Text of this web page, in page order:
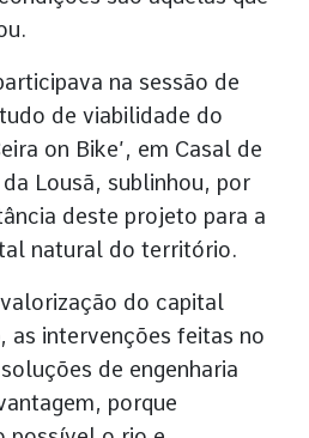
na sessão de
de viabilidade do
on Bike’, em Casal de
Lousã, sublinhou, por
deste projeto para a
natural do território.
do capital
intervenções feitas no
de engenharia
porque